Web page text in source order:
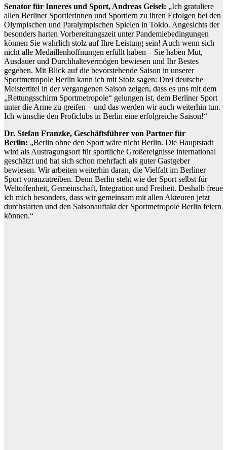
Senator für Inneres und Sport, Andreas Geisel: „Ich gratuliere
allen Berliner Sportlerinnen und Sportlern zu ihren Erfolgen bei den
Olympischen und Paralympischen Spielen in Tokio. Angesichts der
besonders harten Vorbereitungszeit unter Pandemiebedingungen
können Sie wahrlich stolz auf Ihre Leistung sein! Auch wenn sich
nicht alle Medaillenhoffnungen erfüllt haben – Sie haben Mut,
Ausdauer und Durchhaltevermögen bewiesen und Ihr Bestes
gegeben. Mit Blick auf die bevorstehende Saison in unserer
Sportmetropole Berlin kann ich mit Stolz sagen: Drei deutsche
Meistertitel in der vergangenen Saison zeigen, dass es uns mit dem
„Rettungsschirm Sportmetropole“ gelungen ist, dem Berliner Sport
unter die Arme zu greifen – und das werden wir auch weiterhin tun.
Ich wünsche den Proficlubs in Berlin eine erfolgreiche Saison!“
Dr. Stefan Franzke, Geschäftsführer von Partner für
Berlin: „Berlin ohne den Sport wäre nicht Berlin. Die Hauptstadt
wird als Austragungsort für sportliche Großereignisse international
geschätzt und hat sich schon mehrfach als guter Gastgeber
bewiesen. Wir arbeiten weiterhin daran, die Vielfalt im Berliner
Sport voranzutreiben. Denn Berlin steht wie der Sport selbst für
Weltoffenheit, Gemeinschaft, Integration und Freiheit. Deshalb freue
ich mich besonders, dass wir gemeinsam mit allen Akteuren jetzt
durchstarten und den Saisonauftakt der Sportmetropole Berlin feiern
können.“